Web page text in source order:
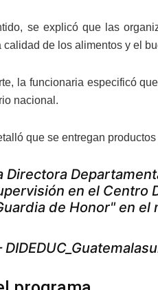
se explicó que las
calidad de los alimentos y el
la funcionaria especificó
nacional.
que se entregan
Directora
en el Centro
de Honor" en el